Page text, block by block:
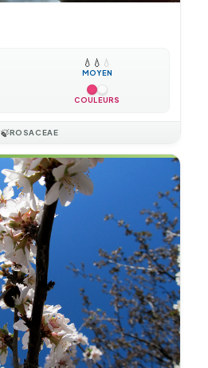
💧 💧 💧
MOYEN
COULEURS
🍃ROSACEAE